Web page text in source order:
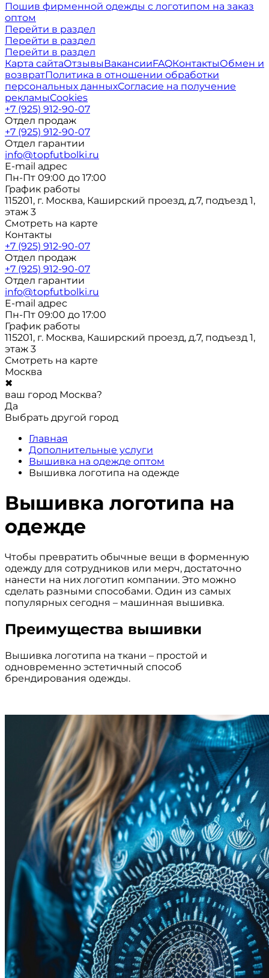
Пошив фирменной одежды с логотипом на заказ
оптом
Перейти в раздел
Перейти в раздел
Перейти в раздел
Карта сайтаОтзывыВакансииFAQКонтактыОбмен и
возвратПолитика в отношении обработки
персональных данныхСогласие на получение
рекламыCookies
+7 (925) 912-90-07
Отдел продаж
+7 (925) 912-90-07
Отдел гарантии
info@topfutbolki.ru
E-mail адрес
Пн-Пт 09:00 до 17:00
График работы
115201, г. Москва, Каширский проезд, д.7, подъезд 1,
этаж 3
Смотреть на карте
Контакты
+7 (925) 912-90-07
Отдел продаж
+7 (925) 912-90-07
Отдел гарантии
info@topfutbolki.ru
E-mail адрес
Пн-Пт 09:00 до 17:00
График работы
115201, г. Москва, Каширский проезд, д.7, подъезд 1,
этаж 3
Смотреть на карте
Москва
✖
ваш город Москва?
Да
Выбрать другой город
Главная
Дополнительные услуги
Вышивка на одежде оптом
Вышивка логотипа на одежде
Вышивка логотипа на
одежде
Чтобы превратить обычные вещи в форменную
одежду для сотрудников или мерч, достаточно
нанести на них логотип компании. Это можно
сделать разными способами. Один из самых
популярных сегодня – машинная вышивка.
Преимущества вышивки
Вышивка логотипа на ткани – простой и
одновременно эстетичный способ
брендирования одежды.